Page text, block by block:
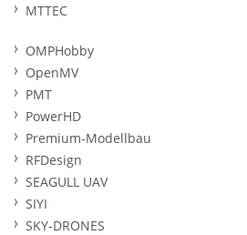
MTTEC
OMPHobby
OpenMV
PMT
PowerHD
Premium-Modellbau
RFDesign
SEAGULL UAV
SIYI
SKY-DRONES